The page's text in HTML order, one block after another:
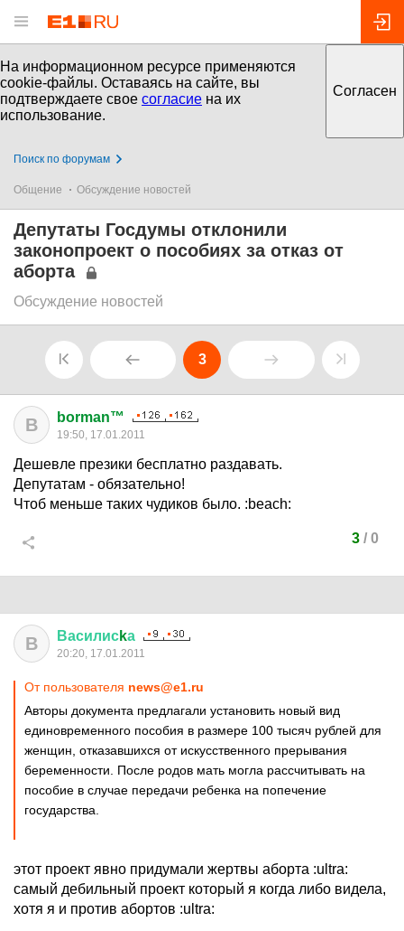
На информационном ресурсе применяются
cookie-файлы. Оставаясь на сайте, вы
подтверждаете свое согласие на их
использование.
Согласен
Поиск по форумам
Общение Обсуждение новостей
Депутаты Госдумы отклонили
законопроект о пособиях за отказ от
аборта
Обсуждение новостей
3
B borman™
19:50, 17.01.2011
Дешевле презики бесплатно раздавать.
Депутатам - обязательно!
Чтоб меньше таких чудиков было. :beach:
3/ 0
В Василисkа
20:20, 17.01.2011
От пользователя news@e1.ru
Авторы документа предлагали установить новый вид
единовременного пособия в размере 100 тысяч рублей для
женщин, отказавшихся от искусственного прерывания
беременности. После родов мать могла рассчитывать на
пособие в случае передачи ребенка на попечение
государства.
этот проект явно придумали жертвы аборта :ultra:
самый дебильный проект который я когда либо видела,
хотя я и против абортов :ultra: